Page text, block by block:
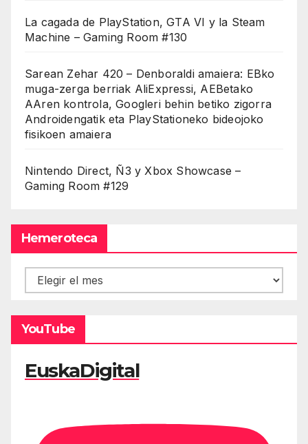
La cagada de PlayStation, GTA VI y la Steam
Machine – Gaming Room #130
Sarean Zehar 420 – Denboraldi amaiera: EBko
muga-zerga berriak AliExpressi, AEBetako
AAren kontrola, Googleri behin betiko zigorra
Androidengatik eta PlayStationeko bideojoko
fisikoen amaiera
Nintendo Direct, Ñ3 y Xbox Showcase –
Gaming Room #129
Hemeroteca
Hemeroteca
YouTube
EuskaDigital